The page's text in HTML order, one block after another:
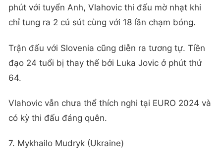
phút với tuyển Anh, Vlahovic thi đấu mờ nhạt khi
chỉ tung ra 2 cú sút cùng với 18 lần chạm bóng.
Trận đấu với Slovenia cũng diễn ra tương tự. Tiền
đạo 24 tuổi bị thay thế bởi Luka Jovic ở phút thứ
64.
Vlahovic vẫn chưa thể thích nghi tại EURO 2024 và
có kỳ thi đấu đáng quên.
7. Mykhailo Mudryk (Ukraine)